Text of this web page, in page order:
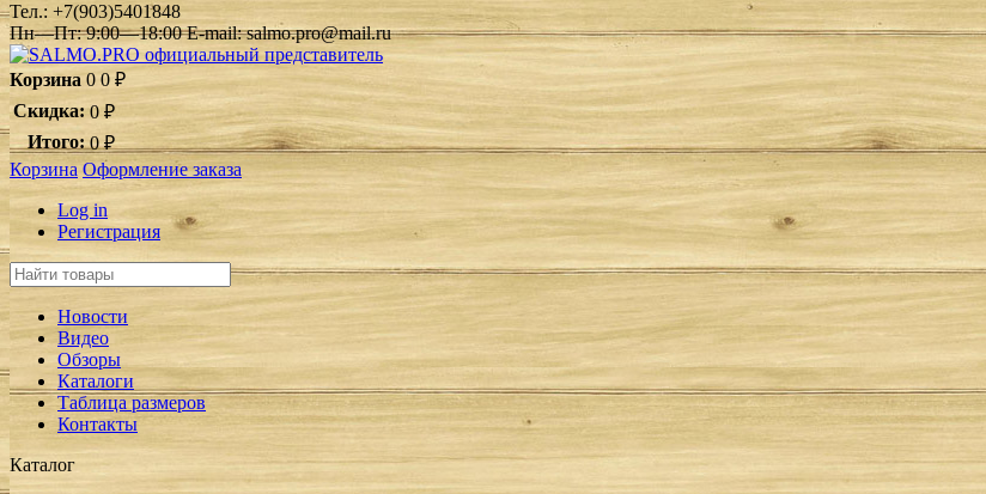
Тел.: +7(903)5401848
Пн—Пт: 9:00—18:00 E-mail: salmo.pro@mail.ru
Корзина 0 0 ₽
Скидка: 0 ₽
Итого: 0₽
Корзина Оформление заказа
Log in
Регистрация
Новости
Видео
Обзоры
Каталоги
Таблица размеров
Контакты
Каталог